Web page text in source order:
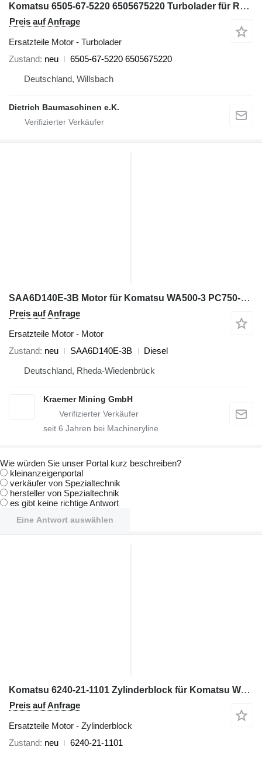
Komatsu 6505-67-5220 6505675220 Turbolader für Radlader
Preis auf Anfrage
Ersatzteile Motor - Turbolader
Zustand neu
6505-67-5220 6505675220
Deutschland, Willsbach
Dietrich Baumaschinen e.K.
SAA6D140E-3B Motor für Komatsu WA500-3 PC750-6 D155AX-6 Radlader
Preis auf Anfrage
Ersatzteile Motor - Motor
Zustand neu SAA6D140E-3B
Diesel
Deutschland, Rheda-Wiedenbrück
Kraemer Mining GmbH
seit 6 Jahren bei Machineryline
Wie würden Sie unser Portal kurz beschreiben?
kleinanzeigenportal
verkäufer von Spezialtechnik
hersteller von Spezialtechnik
es gibt keine richtige Antwort
Eine Antwort auswählen
Komatsu 6240-21-1101 Zylinderblock für Komatsu WA600-3; WA700-3; WD600-3; HD465-7; HD605-7; PC1250-7 Radlader
Preis auf Anfrage
Ersatzteile Motor - Zylinderblock
Zustand neu
6240-21-1101